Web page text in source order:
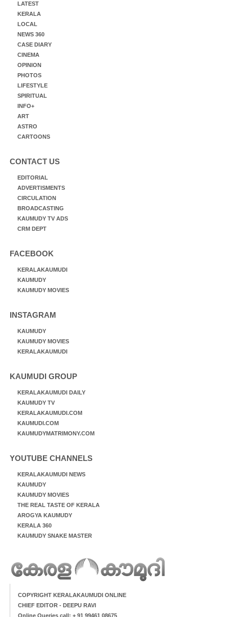
LATEST
KERALA
LOCAL
NEWS 360
CASE DIARY
CINEMA
OPINION
PHOTOS
LIFESTYLE
SPIRITUAL
INFO+
ART
ASTRO
CARTOONS
CONTACT US
EDITORIAL
ADVERTISMENTS
CIRCULATION
BROADCASTING
KAUMUDY TV ADS
CRM DEPT
FACEBOOK
KERALAKAUMUDI
KAUMUDY
KAUMUDY MOVIES
INSTAGRAM
KAUMUDY
KAUMUDY MOVIES
KERALAKAUMUDI
KAUMUDI GROUP
KERALAKAUMUDI DAILY
KAUMUDY TV
KERALAKAUMUDI.COM
KAUMUDI.COM
KAUMUDYMATRIMONY.COM
YOUTUBE CHANNELS
KERALAKAUMUDI NEWS
KAUMUDY
KAUMUDY MOVIES
THE REAL TASTE OF KERALA
AROGYA KAUMUDY
KERALA 360
KAUMUDY SNAKE MASTER
COPYRIGHT KERALAKAUMUDI ONLINE
CHIEF EDITOR - DEEPU RAVI
Online Queries call: + 91 99461 08675